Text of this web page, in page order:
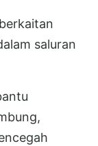
saluran